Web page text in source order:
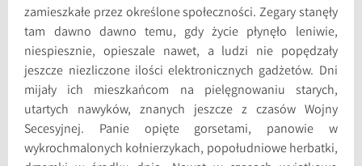
zamieszkałe przez określone społeczności. Zegary stanęły
tam dawno dawno temu, gdy życie płynęło leniwie,
niespiesznie, opieszale nawet, a ludzi nie popędzały
jeszcze niezliczone ilości elektronicznych gadżetów. Dni
mijały ich mieszkańcom na pielęgnowaniu starych,
utartych nawyków, znanych jeszcze z czasów Wojny
Secesyjnej. Panie opięte gorsetami, panowie w
wykrochmalonych kołnierzykach, popołudniowe herbatki,